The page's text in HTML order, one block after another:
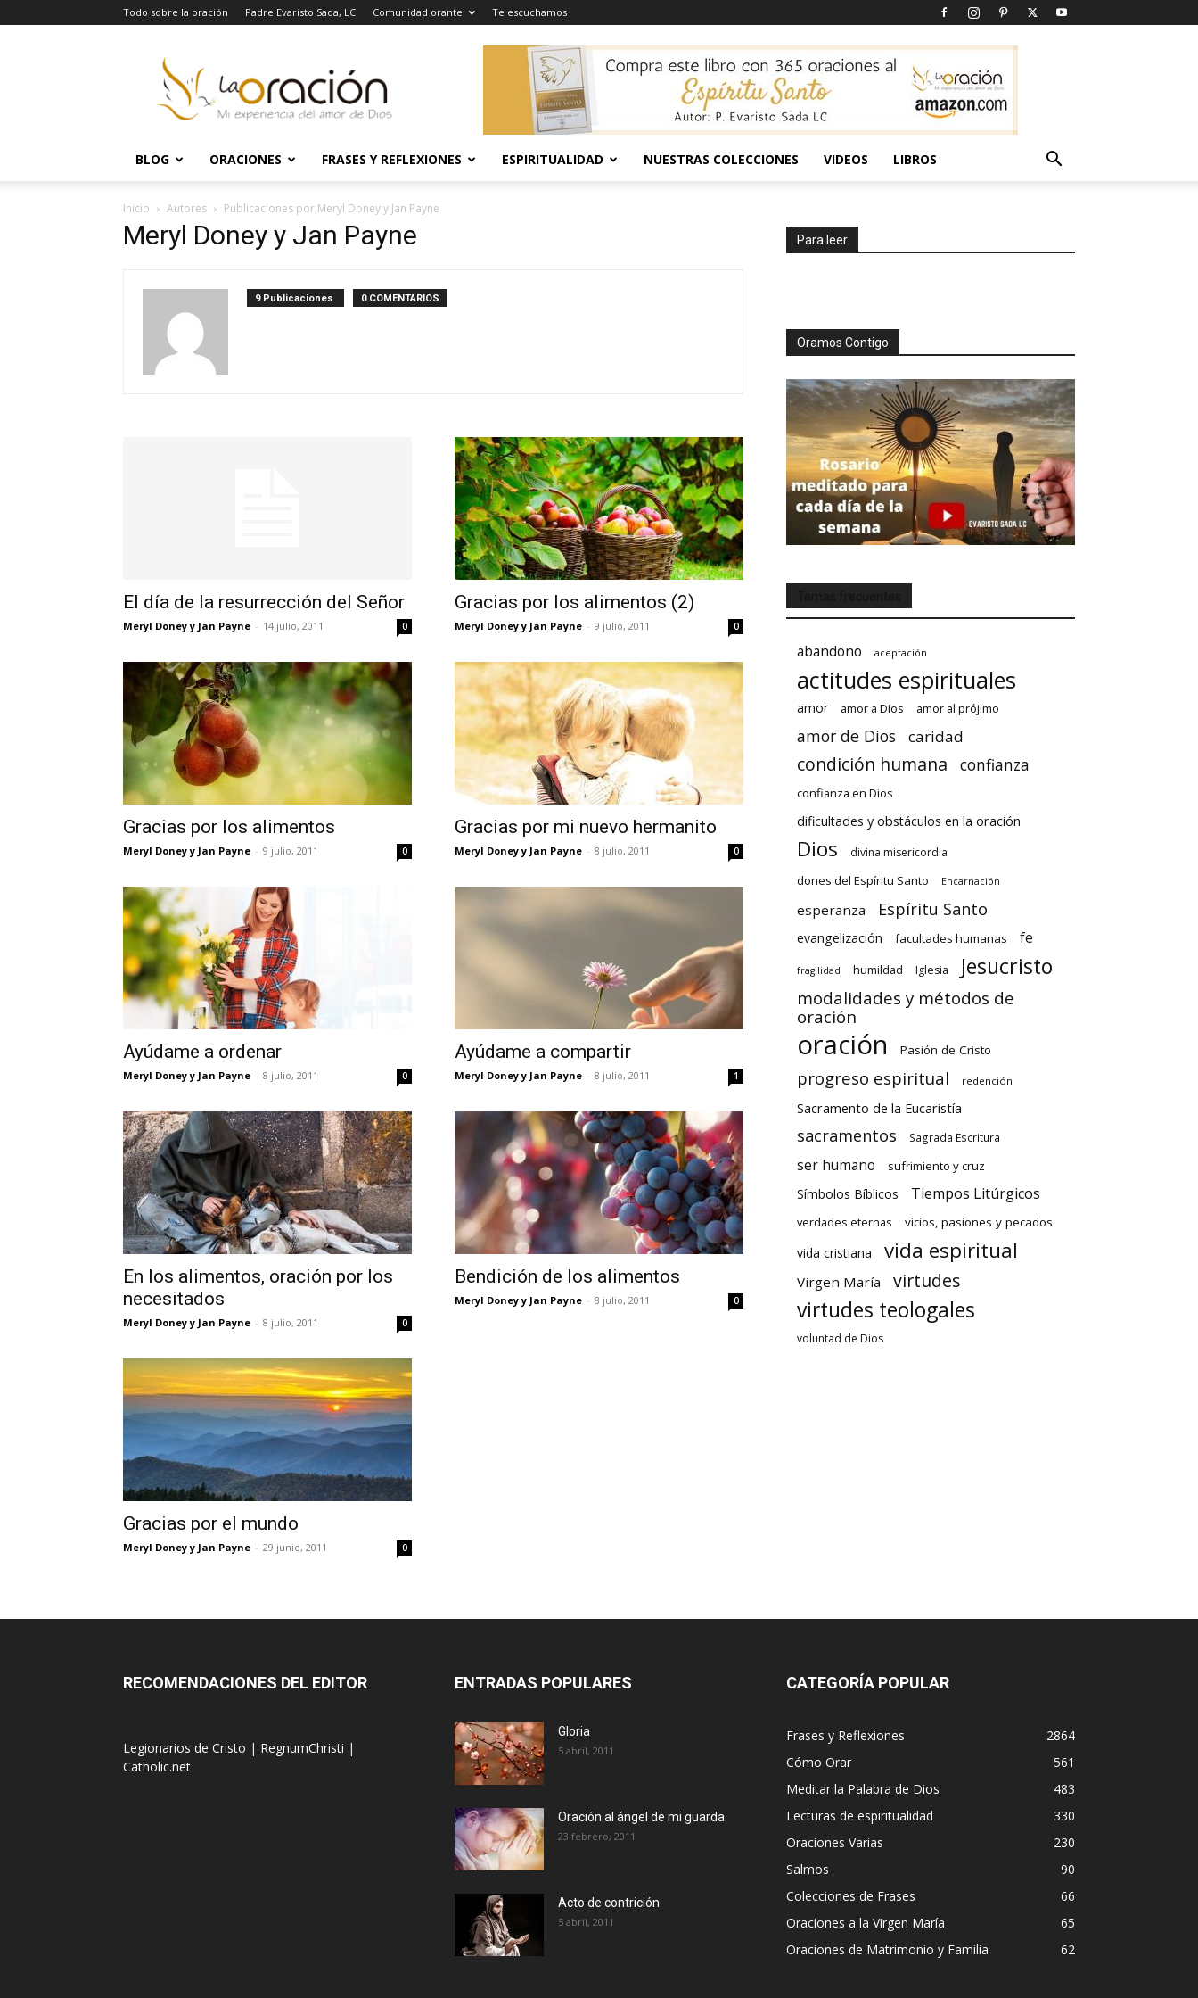
Todo sobre la oración Padre Evaristo Sada, LC Comunidad orante Te escuchamos
Oración
BLOG ORACIONES FRASES Y REFLEXIONES ESPIRITUALIDAD NUESTRAS COLECCIONES VIDEOS LIBROS
Inicio Autores Publicaciones por Meryl Doney y Jan Payne
Meryl Doney y Jan Payne
9 Publicaciones 0 COMENTARIOS
El día de la resurrección del Señor
Meryl Doney y Jan Payne - 14 julio, 2011 0
Gracias por los alimentos (2)
Meryl Doney y Jan Payne - 9 julio, 2011 0
Gracias por los alimentos
Meryl Doney y Jan Payne - 9 julio, 2011 0
Gracias por mi nuevo hermanito
Meryl Doney y Jan Payne - 8 julio, 2011 0
Ayúdame a ordenar
Meryl Doney y Jan Payne - 8 julio, 2011 0
Ayúdame a compartir
Meryl Doney y Jan Payne - 8 julio, 2011 1
En los alimentos, oración por los
necesitados
Meryl Doney y Jan Payne - 8 julio, 2011 0
Bendición de los alimentos
Meryl Doney y Jan Payne - 8 julio, 2011 0
Gracias por el mundo
Meryl Doney y Jan Payne - 29 junio, 2011 0
Para leer
Oramos Contigo
abandono aceptación
actitudes espirituales
amor amor a Dios amor al prójimo
amor de Dios caridad
condición humana confianza
confianza en Dios
dificultades y obstáculos en la oración
Dios divina misericordia
dones del Espíritu Santo Encarnación
esperanza Espíritu Santo
evangelización facultades humanas fe
fragilidad humildad Iglesia Jesucristo
modalidades y métodos de
oración
oración Pasión de Cristo
progreso espiritual redención
Sacramento de la Eucaristía
sacramentos Sagrada Escritura
ser humano sufrimiento y cruz
Símbolos Bíblicos Tiempos Litúrgicos
verdades eternas vicios, pasiones y pecados
vida cristiana vida espiritual
Virgen María virtudes
virtudes teologales
voluntad de Dios
RECOMENDACIONES DEL EDITOR
Legionarios de Cristo | RegnumChristi |
Catholic.net
ENTRADAS POPULARES
Gloria
5 abril, 2011
Oración al ángel de mi guarda
23 febrero, 2011
Acto de contrición
5 abril, 2011
CATEGORÍA POPULAR
Frases y Reflexiones
2864
Cómo Orar
561
Meditar la Palabra de Dios
483
Lecturas de espiritualidad
330
Oraciones Varias
230
Salmos
90
Colecciones de Frases
66
Oraciones a la Virgen María
65
Oraciones de Matrimonio y Familia
62